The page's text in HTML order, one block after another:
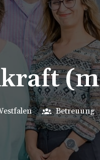
Betreuung